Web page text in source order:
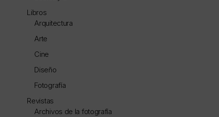
Libros
Arquitectura
Arte
Cine
Diseño
Fotografía
Revistas
Archivos de la fotografía